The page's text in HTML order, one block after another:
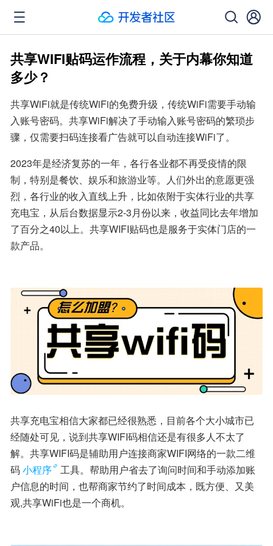
共享WIFI贴码运作流程，关于内幕你知道
多少？
共享WiFi就是传统WiFi的免费升级，传统WiFi需要手动输
入账号密码。共享WiFi解决了手动输入账号密码的繁琐步
骤，仅需要扫码连接看广告就可以自动连接WiFi了。
2023年是经济复苏的一年，各行各业都不再受疫情的限
制，特别是餐饮、娱乐和旅游业等。人们外出的意愿更强
烈，各行业的收入直线上升，比如依附于实体行业的共享
充电宝，从后台数据显示2-3月份以来，收益同比去年增加
了百分之40以上。共享WIFI贴码也是服务于实体门店的一
款产品。
共享充电宝相信大家都已经很熟悉，目前各个大小城市已
经随处可见，说到共享WIFI码相信还是有很多人不太了
解。共享WIFI码是辅助用户连接商家WIFI网络的一款二维
码小程序
工具。帮助用户省去了询问时间和手动添加账
户信息的时间，也帮商家节约了时间成本，既方便、又美
观,共享WiFi也是一个商机。